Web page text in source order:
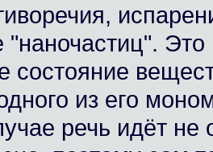
"наночастиц". Это
состояние
из его
речь идёт не